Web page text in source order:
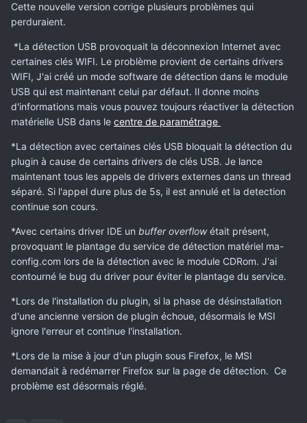
Cette nouvelle version corrige plusieurs problèmes qui
perduraient.
*La détection USB provoquait la déconnexion Internet avec
certaines clés WIFI. Le problème provient de certains drivers
WIFI, J'ai créé un mode software de détection dans le module
USB qui est maintenant celui par défaut. Il donne moins
d'informations mais vous pouvez toujours réactiver la détection
matérielle USB dans le centre de paramétrage
*La détection avec certaines clés USB bloquait la détection du
plugin à cause de certains drivers de clés USB. Je lance
maintenant tous les appels de drivers externes dans un thread
séparé. Si l'appel dure plus de 5s, il est annulé et la detection
continue son cours.
*Avec certains driver IDE un buffer overflowétait présent,
provoquant le plantage du service de détection matériel ma-
config.com lors de la détection avec le module CDRom. J'ai
contourné le bug du driver pour éviter le plantage du service.
*Lors de l'installation du plugin, si la phase de désinstallation
d'une ancienne version de plugin échoue, désormais le MSI
ignore l'erreur et continue l'installation.
*Lors de la mise à jour d'un plugin sous Firefox, le MSI
demandait à redémarrer Firefox sur la page de détection. Ce
problème est désormais réglé.